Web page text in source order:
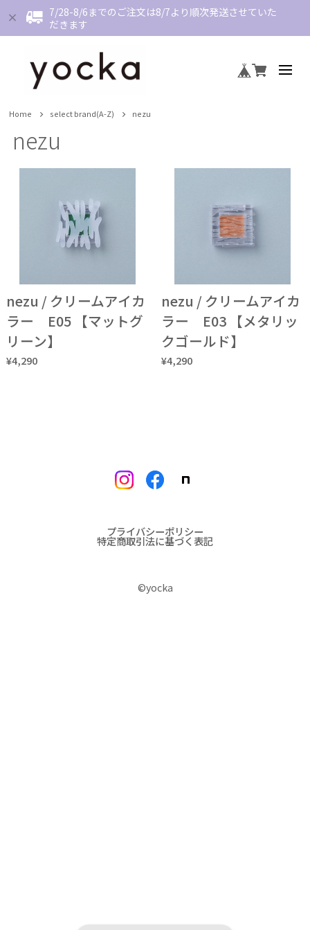
7/28-8/6までのご注文は8/7より順次発送させていた
だきます
Home select brand(A-Z) nezu
nezu
nezu / クリームアイカ
ラー E05 【マットグ
リーン】
¥4,290
nezu / クリームアイカ
ラー E03 【メタリッ
クゴールド】
¥4,290
プライバシーポリシー
特定商取引法に基づく表記
©︎yocka